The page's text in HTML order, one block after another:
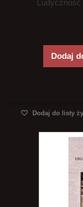
Dodaj
Dodaj do listy